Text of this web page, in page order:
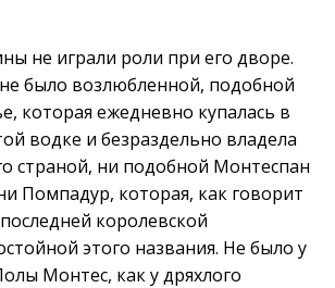
не играли роли при его дворе.
было возлюбленной, подобной
которая ежедневно купалась в
водке и безраздельно владела
страной, ни подобной Монтеспан
Помпадур, которая, как говорит
королевской
этого названия. Не было у
Монтес, как у дряхлого